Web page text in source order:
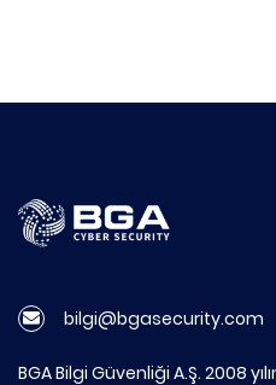
bilgi@bgasecurity.com
BGA Bilgi Güvenliği A.Ş. 2008